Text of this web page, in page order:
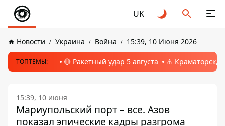
UK
Новости Украина Война 15:39, 10 Июня 2026
ТОПТЕМЫ: 🔴 Ракетный удар 5 августа ⚠️ Краматорск,
15:39, 10 июня
Мариупольский порт – все. Азов
показал эпические кадры разгрома